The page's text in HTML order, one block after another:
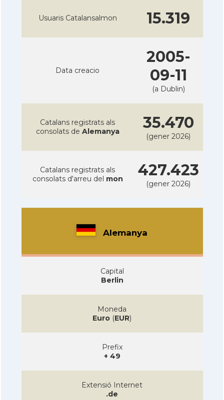
Usuaris Catalansalmon 15.319
Data creacio
2005-
09-11
(a Dublin)
Catalans registrats als
consolats de Alemanya 35.470
(gener 2026)
Catalans registrats als
consolats d'arreu del mon 427.423
(gener 2026)
Alemanya
Capital
Berlin
Moneda
Euro (EUR)
Prefix
+ 49
Extensió Internet
.de